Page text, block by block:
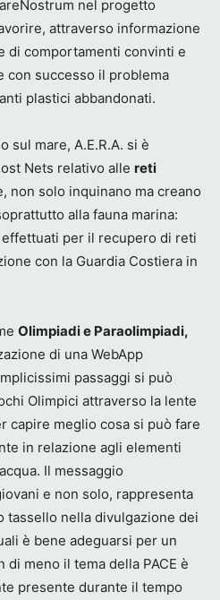
nel progetto
attraverso informazione
di comportamenti convinti e
con successo il problema
plastici abbandonati.
sul mare, A.E.R.A. si è
Nets relativo alle reti
non solo inquinano ma creano
alla fauna marina:
per il recupero di reti
con la Guardia Costiera in
Olimpiadi e Paraolimpiadi,
di una WebApp
passaggi si può
Olimpici attraverso la lente
capire meglio cosa si può fare
in relazione agli elementi
Il messaggio
e non solo, rappresenta
tassello nella divulgazione dei
è bene adeguarsi per un
meno il tema della PACE è
presente durante il tempo